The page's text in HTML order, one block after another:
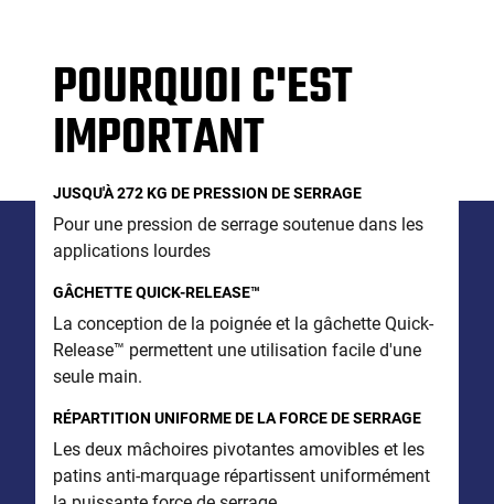
POURQUOI C'EST
IMPORTANT
JUSQU'À 272 KG DE PRESSION DE SERRAGE
Pour une pression de serrage soutenue dans les
applications lourdes
GÂCHETTE QUICK-RELEASE™
La conception de la poignée et la gâchette Quick-
Release™ permettent une utilisation facile d'une
seule main.
RÉPARTITION UNIFORME DE LA FORCE DE SERRAGE
Les deux mâchoires pivotantes amovibles et les
patins anti-marquage répartissent uniformément